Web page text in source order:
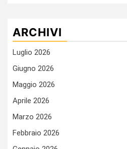
ARCHIVI
Luglio 2026
Giugno 2026
Maggio 2026
Aprile 2026
Marzo 2026
Febbraio 2026